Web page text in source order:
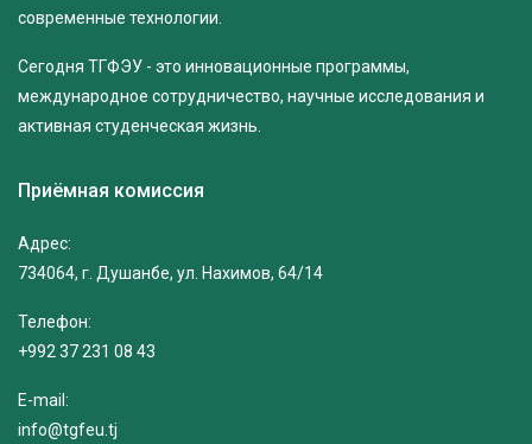
современные технологии.
Сегодня ТГФЭУ - это инновационные программы,
международное сотрудничество, научные исследования и
активная студенческая жизнь.
Приёмная комиссия
Адрес:
734064, г. Душанбе, ул. Нахимов, 64/14
Телефон:
+992 37 231 08 43
E-mail:
info@tgfeu.tj